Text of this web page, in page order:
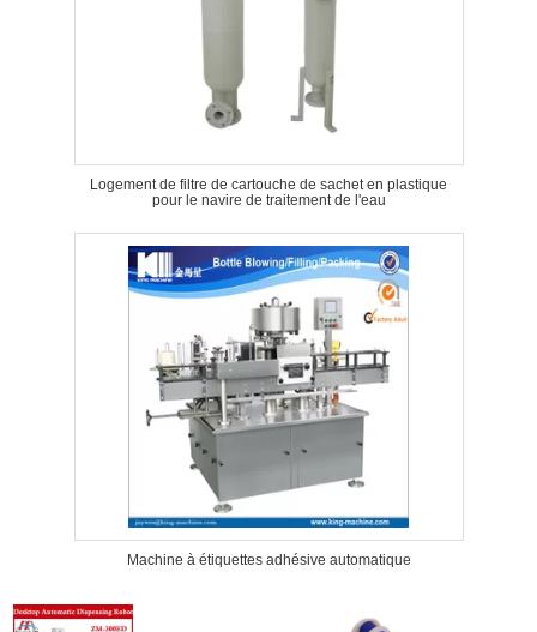
Logement de filtre de cartouche de sachet en plastique
pour le navire de traitement de l'eau
Machine à étiquettes adhésive automatique